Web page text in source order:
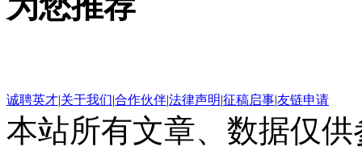
诚聘英才|关于我们|合作伙伴|法律声明|征稿启事|友链申请
本站所有文章、数据仅